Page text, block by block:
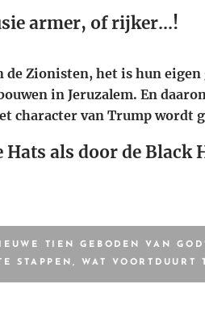
armer, of rijker...!
de Zionisten, het is hun
in Jeruzalem. En
character van Trump wordt
als door de Black
TIEN GEBODEN VAN
STAPPEN, WAT VOORTDUURT